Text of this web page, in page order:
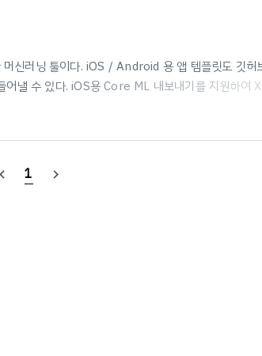
러닝 툴이다. iOS / Android 용 앱 템플릿도 깃허
낼 수 있다. iOS용 Core ML 내보내기를 지원하여
사용법은 Teachable Machine과 거의 비슷하며, 자
Learning Made Easy Download the free,
navigate_before 1 navigate_next